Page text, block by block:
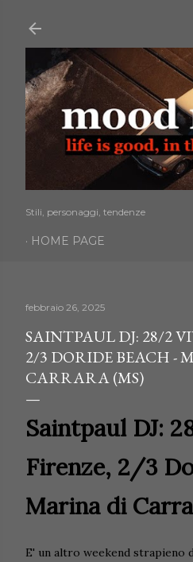
Stili, personaggi, tendenze
HOME PAGE
febbraio 26, 2025
SAINTPAUL DJ: 28/2
2/3 DORIDE BEACH -
CARRARA (MS)
Saintpaul DJ:
Firenze, 2/3
Marina di
E' un altro weekend strapieno